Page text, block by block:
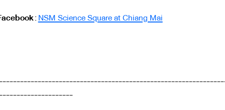
:NSM Science Square at Chiang Mai